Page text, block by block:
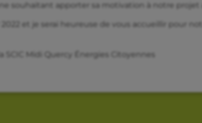
souhaitant apporter sa motivation à notre projet
et je serai heureuse de vous accueillir pour
SCIC Midi Quercy Énergies Citoyennes